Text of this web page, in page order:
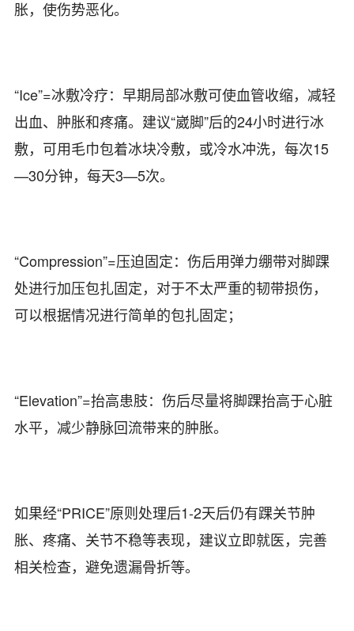
胀，使伤势恶化。
“Ice”=冰敷冷疗：早期局部冰敷可使血管收缩，减轻
出血、肿胀和疼痛。建议“崴脚”后的24小时进行冰
敷，可用毛巾包着冰块冷敷，或冷水冲洗，每次15
—30分钟，每天3—5次。
“Compression”=压迫固定：伤后用弹力绷带对脚踝
处进行加压包扎固定，对于不太严重的韧带损伤，
可以根据情况进行简单的包扎固定；
“Elevation”=抬高患肢：伤后尽量将脚踝抬高于心脏
水平，减少静脉回流带来的肿胀。
如果经“PRICE”原则处理后1-2天后仍有踝关节肿
胀、疼痛、关节不稳等表现，建议立即就医，完善
相关检查，避免遗漏骨折等。